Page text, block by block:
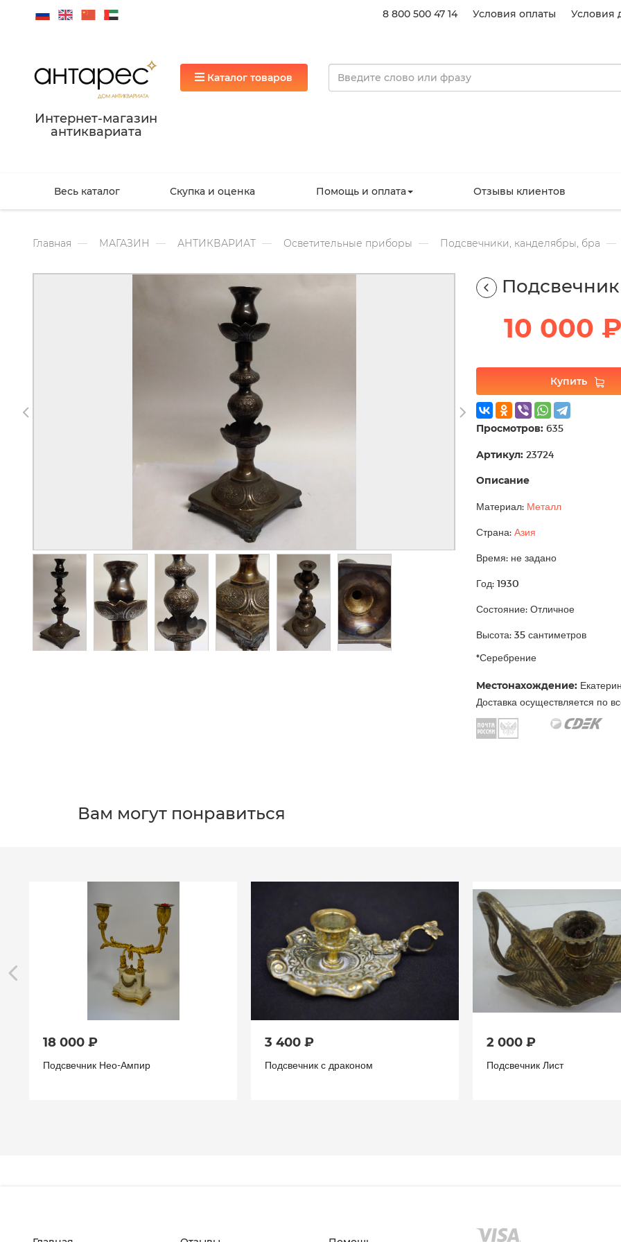
8 800 500 47 14 Условия оплаты Условия
Интернет-магазин
антиквариата
Каталог товаров
Весь каталог Скупка и оценка Помощь и оплата Отзывы клиентов
Главная МАГАЗИН АНТИКВАРИАТ Осветительные приборы Подсвечники, канделябры, бра
10 000 ₽
Купить
Просмотров: 635
Артикул: 23724
Описание
Материал: Металл
Страна: Азия
Время: не задано
Год: 1930
Состояние: Отличное
Высота: 35 сантиметров
*Серебрение
Местонахождение:
Доставка осуществляется по
Вам могут понравиться
18 000 ₽
Подсвечник Нео-Ампир
3 400 ₽
Подсвечник с драконом
2 000 ₽
Подсвечник Лист